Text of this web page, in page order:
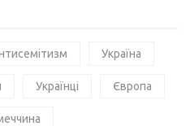
Україна
Українці Європа